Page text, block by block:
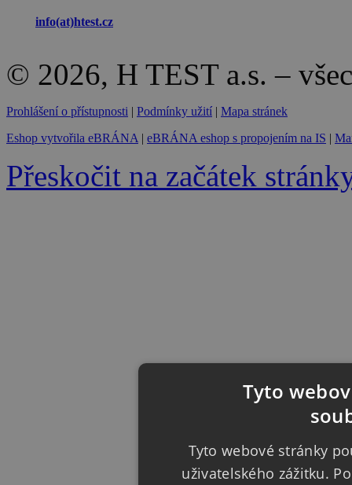
info(at)htest.cz
© 2026, H TEST a.s. –
Prohlášení o přístupnosti | Podmínky užití | Mapa stránek
Eshop vytvořila eBRÁNA | eBRÁNA eshop s propojením na IS |
Přeskočit na začátek
Tyto
Tyto webové stránky
uživatelského zážitku.